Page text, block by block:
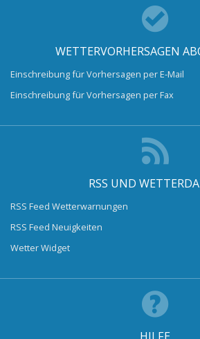
WETTERVORHERSAGEN
Einschreibung für Vorhersagen per E-Mail
Einschreibung für Vorhersagen per Fax
RSS UND
RSS Feed Wetterwarnungen
RSS Feed Neuigkeiten
Wetter Widget